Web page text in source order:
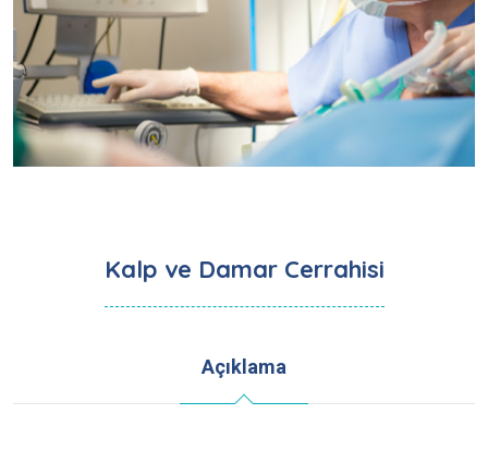
Kalp ve Damar Cerrahisi
Açıklama